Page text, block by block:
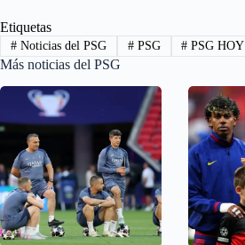
Etiquetas
#Noticias del PSG #PSG # PSG HOY
Más noticias del PSG